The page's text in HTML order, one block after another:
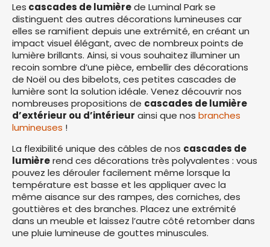
Les cascades de lumièrede Luminal Park se
distinguent des autres décorations lumineuses car
elles se ramifient depuis une extrémité, en créant un
impact visuel élégant, avec de nombreux points de
lumière brillants. Ainsi, si vous souhaitez illuminer un
recoin sombre d’une pièce, embellir des décorations
de Noël ou des bibelots, ces petites cascades de
lumière sont la solution idéale. Venez découvrir nos
nombreuses propositions de cascades de lumière
d’extérieur ou d’intérieur ainsi que nos branches
lumineuses !
La flexibilité unique des câbles de nos cascades de
lumièrerend ces décorations très polyvalentes : vous
pouvez les dérouler facilement même lorsque la
température est basse et les appliquer avec la
même aisance sur des rampes, des corniches, des
gouttières et des branches. Placez une extrémité
dans un meuble et laissez l’autre côté retomber dans
une pluie lumineuse de gouttes minuscules.